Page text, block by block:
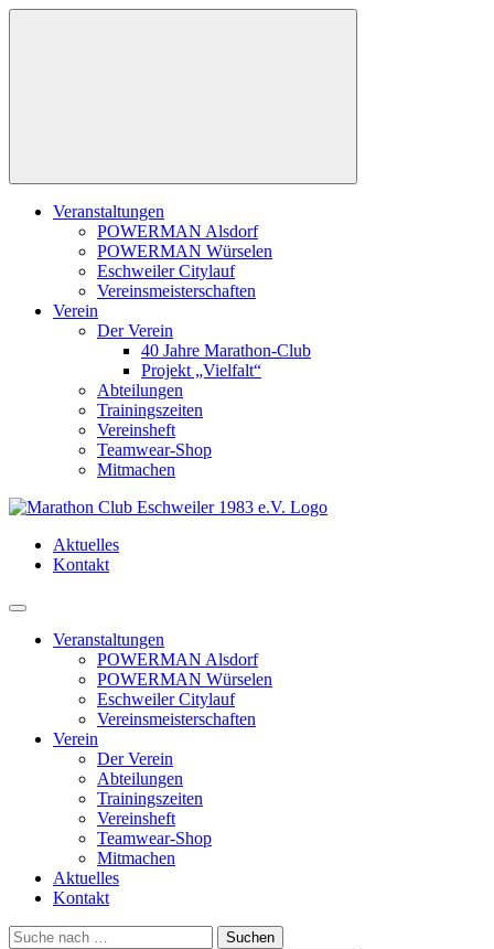
Zum
Veranstaltungen
POWERMAN Alsdorf
POWERMAN Würselen
Eschweiler Citylauf
Vereinsmeisterschaften
Verein
Der Verein
40 Jahre Marathon-Club
Projekt „Vielfalt“
Abteilungen
Trainingszeiten
Vereinsheft
Teamwear-Shop
Mitmachen
Aktuelles
Kontakt
Menü
Veranstaltungen
POWERMAN Alsdorf
POWERMAN Würselen
Eschweiler Citylauf
Vereinsmeisterschaften
Verein
Der Verein
Abteilungen
Trainingszeiten
Vereinsheft
Teamwear-Shop
Mitmachen
Aktuelles
Kontakt
Search